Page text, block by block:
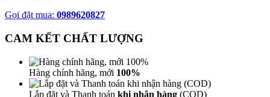
Gọi đặt mua: 0989620827
CAM KẾT CHẤT LƯỢNG
Hàng chính hãng, mới 100%
Lắp đặt và Thanh toán khi nhận hàng (COD)